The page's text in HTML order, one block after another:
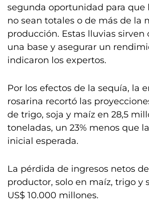
segunda oportunidad para que
no sean totales o de más de la
producción. Estas lluvias sirven
una base y asegurar un
indicaron los expertos.
Por los efectos de la sequía, la
rosarina recortó las
de trigo, soja y maíz en 28,5
toneladas, un 23% menos que
inicial esperada.
La pérdida de ingresos netos
productor, solo en maíz, trigo y
US$ 10.000 millones.